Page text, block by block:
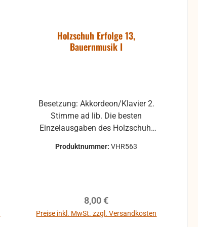
Holzschuh Erfolge 13,
Bauernmusik I
Besetzung: Akkordeon/Klavier 2.
Stimme ad lib. Die besten
Einzelausgaben des Holzschuh-
Stimme ad lib., Gitarrenstimme ad
lib., C-Stimme (Violine, Melodica)
Produktnummer:VHR563
Regulärer Preis:
8,00 €
Preise inkl. MwSt. zzgl. Versandkosten